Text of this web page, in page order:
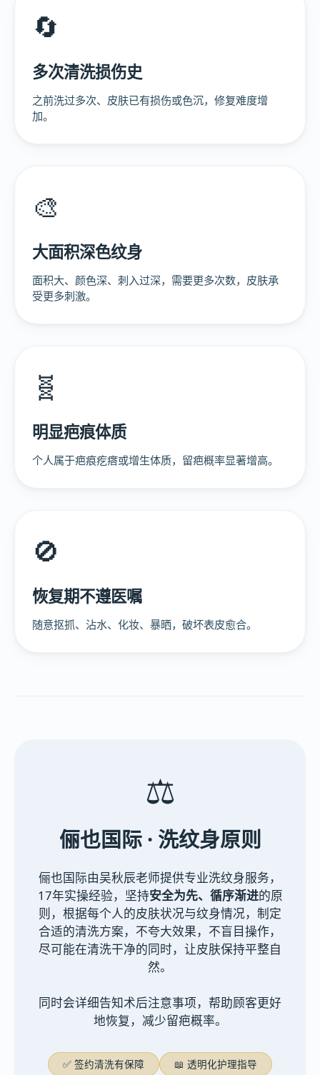
🔄
多次清洗损伤史
之前洗过多次、皮肤已有损伤或色沉，修复难度增
加。
🎨
大面积深色纹身
面积大、颜色深、刺入过深，需要更多次数，皮肤承
受更多刺激。
🧬
明显疤痕体质
个人属于疤痕疙瘩或增生体质，留疤概率显著增高。
🚫
恢复期不遵医嘱
随意抠抓、沾水、化妆、暴晒，破坏表皮愈合。
⚖️
俪也国际 · 洗纹身原则
俪也国际由吴秋辰老师提供专业洗纹身服务，
17年实操经验，坚持安全为先、循序渐进的原
则，根据每个人的皮肤状况与纹身情况，制定
合适的清洗方案，不夸大效果，不盲目操作，
尽可能在清洗干净的同时，让皮肤保持平整自
然。
同时会详细告知术后注意事项，帮助顾客更好
地恢复，减少留疤概率。
✅ 签约清洗有保障 📖 透明化护理指导